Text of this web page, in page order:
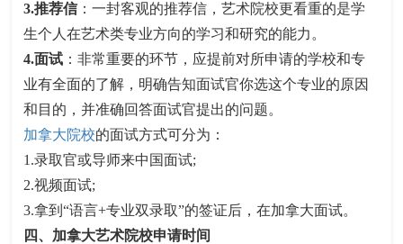
3.推荐信：一封客观的推荐信，艺术院校更看重的是学
生个人在艺术类专业方向的学习和研究的能力。
4.面试 ：非常重要的环节，应提前对所申请的学校和专
业有全面的了解，明确告知面试官你选这个专业的原因
和目的，并准确回答面试官提出的问题。
加拿大院校的面试方式可分为：
1.录取官或导师来中国面试;
2.视频面试;
3.拿到“语言+专业双录取”的签证后，在加拿大面试。
四、加拿大艺术院校申请时间